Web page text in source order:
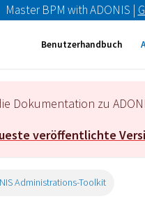
Master BPM with ADONIS |
Benutzerhandbuch
Dokumentation zu
veröffentlichte
Administrations-Toolkit